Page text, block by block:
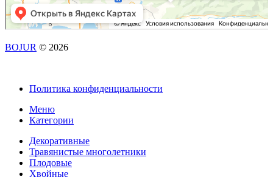
BOJUR © 2026
Политика конфиденциальности
Меню
Категории
Декоративные
Травянистые многолетники
Плодовые
Хвойные